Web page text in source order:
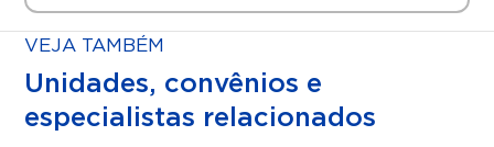
VEJA TAMBÉM
Unidades, convênios e
especialistas relacionados